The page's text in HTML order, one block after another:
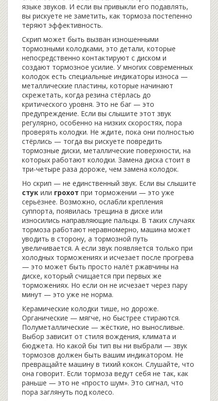
языке звуков. И если вы привыкли его подавлять,
вы рискуете не заметить, как тормоза постепенно
теряют эффективность.
Скрип может быть вызван изношенными
тормозными колодками, это детали, которые
непосредственно контактируют с диском и
создают тормозное усилие. У многих современных
колодок есть специальные индикаторы износа —
металлические пластины, которые начинают
скрежетать, когда резина стёрлась до
критического уровня. Это не баг — это
предупреждение. Если вы слышите этот звук
регулярно, особенно на низких скоростях, пора
проверять колодки. Не ждите, пока они полностью
стёрлись — тогда вы рискуете повредить
тормозные диски, металлические поверхности, на
которых работают колодки. Замена диска стоит в
три-четыре раза дороже, чем замена колодок.
Но скрип — не единственный звук. Если вы слышите
стук или грохот при торможении — это уже
серьёзнее. Возможно, ослабли крепления
суппорта, появилась трещина в диске или
износились направляющие пальцы. В таких случаях
тормоза работают неравномерно, машина может
уводить в сторону, а тормозной путь
увеличивается. А если звук появляется только при
холодных торможениях и исчезает после прогрева
— это может быть просто налёт ржавчины на
диске, который счищается при первых же
торможениях. Но если он не исчезает через пару
минут — это уже не норма.
Керамические колодки тише, но дороже.
Органические — мягче, но быстрее стираются.
Полуметаллические — жёсткие, но выносливые.
Выбор зависит от стиля вождения, климата и
бюджета. Но какой бы тип вы ни выбрали — звук
тормозов должен быть вашим индикатором. Не
превращайте машину в тихий кокон. Слушайте, что
она говорит. Если тормоза ведут себя не так, как
раньше — это не «просто шум». Это сигнал, что
пора заглянуть под колесо.